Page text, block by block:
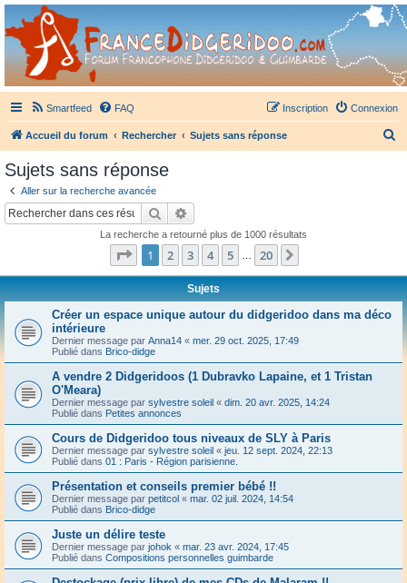
France Didgeridoo
Didgeridoo et Guimbarde sur France Didgeridoo - retrouvez la communauté.
Smartfeed FAQ Connexion
Inscription
Accueil du forum Rechercher Sujets sans réponse
Sujets sans réponse
Aller sur la recherche avancée
Rechercher
La recherche a retourné plus de 1000 résultats
Page 1sur20
1 2 3 4 5 20
Sujets
Créer un espace unique autour du didgeridoo dans ma déco
intérieure
Dernier message par Anna14 « mer. 29 oct. 2025, 17:49
Publié dans Brico-didge
A vendre 2 Didgeridoos (1 Dubravko Lapaine, et 1 Tristan
O'Meara)
Dernier message par sylvestre soleil « dim. 20 avr. 2025, 14:24
Publié dans Petites annonces
Cours de Didgeridoo tous niveaux de SLY à Paris
Dernier message par sylvestre soleil « jeu. 12 sept. 2024, 22:13
Publié dans 01 : Paris - Région parisienne.
Présentation et conseils premier bébé !!
Dernier message par petitcol « mar. 02 juil. 2024, 14:54
Publié dans Brico-didge
Juste un délire teste
Dernier message par johok « mar. 23 avr. 2024, 17:45
Publié dans Compositions personnelles guimbarde